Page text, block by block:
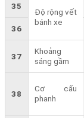
35
Độ rộng vết
bánh xe
36
37
Khoảng
sáng gầm
38
Cơ cấu
phanh